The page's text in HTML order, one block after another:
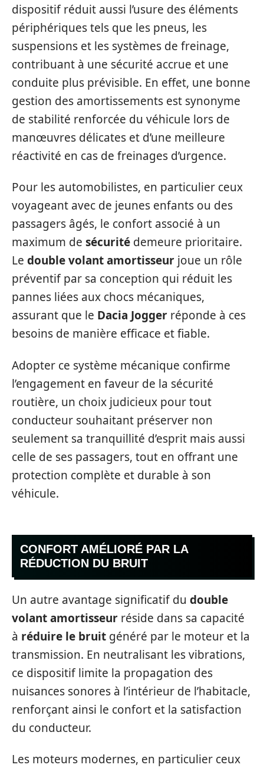
dispositif réduit aussi l’usure des éléments
périphériques tels que les pneus, les
suspensions et les systèmes de freinage,
contribuant à une sécurité accrue et une
conduite plus prévisible. En effet, une bonne
gestion des amortissements est synonyme
de stabilité renforcée du véhicule lors de
manœuvres délicates et d’une meilleure
réactivité en cas de freinages d’urgence.
Pour les automobilistes, en particulier ceux
voyageant avec de jeunes enfants ou des
passagers âgés, le confort associé à un
maximum de sécurité demeure prioritaire.
Le double volant amortisseur joue un rôle
préventif par sa conception qui réduit les
pannes liées aux chocs mécaniques,
assurant que le Dacia Jogger réponde à ces
besoins de manière efficace et fiable.
Adopter ce système mécanique confirme
l’engagement en faveur de la sécurité
routière, un choix judicieux pour tout
conducteur souhaitant préserver non
seulement sa tranquillité d’esprit mais aussi
celle de ses passagers, tout en offrant une
protection complète et durable à son
véhicule.
CONFORT AMÉLIORÉ PAR LA
RÉDUCTION DU BRUIT
Un autre avantage significatif du double
volant amortisseur réside dans sa capacité
à réduire le bruit généré par le moteur et la
transmission. En neutralisant les vibrations,
ce dispositif limite la propagation des
nuisances sonores à l’intérieur de l’habitacle,
renforçant ainsi le confort et la satisfaction
du conducteur.
Les moteurs modernes, en particulier ceux